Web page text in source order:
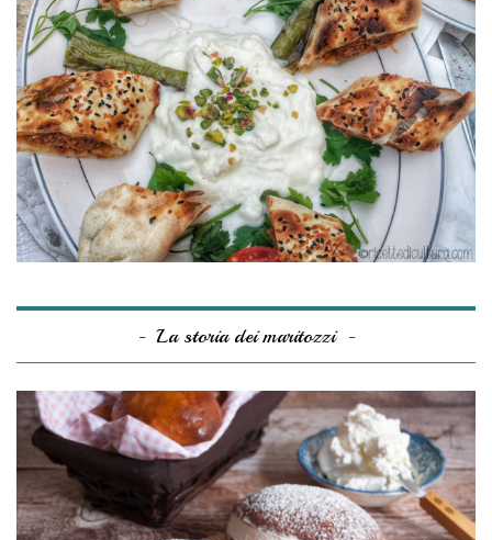
La storia dei maritozzi